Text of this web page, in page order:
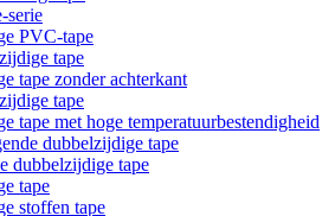
serie
PVC-tape
tape
tape zonder achterkant
tape
tape met hoge temperatuurbestendigheid
dubbelzijdige tape
dubbelzijdige tape
tape
stoffen tape